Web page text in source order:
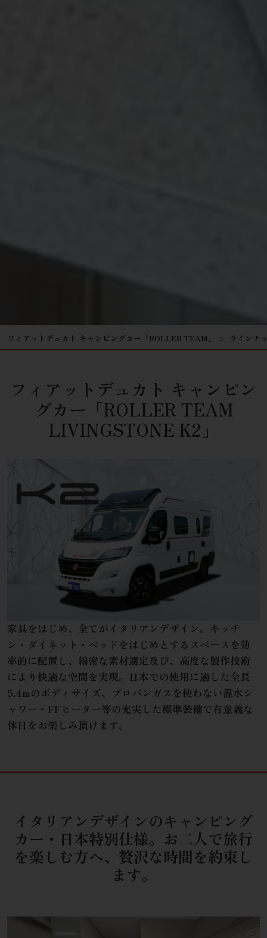
フィアットデュカト キャンピングカー「ROLLER TEAM」 ラインナ
フィアットデュカト キャンピン
グカー 「ROLLER TEAM
LIVINGSTONE K2」
家具をはじめ、全てがイタリアンデザイン。キッチ
ン・ダイネット・ベッドをはじめとするスペースを効
率的に配置し、綿密な素材選定及び、高度な製作技術
により快適な空間を実現。日本での使用に適した全長
5.4mのボディサイズ、プロパンガスを使わない温水シ
ャワー・FFヒーター等の充実した標準装備で有意義な
休日をお楽しみ頂けます。
イタリアンデザインのキャンピング
カー・日本特別仕様。 お二人で旅行
を楽しむ方へ、贅沢な時間を約束し
ます。